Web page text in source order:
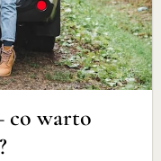
co warto